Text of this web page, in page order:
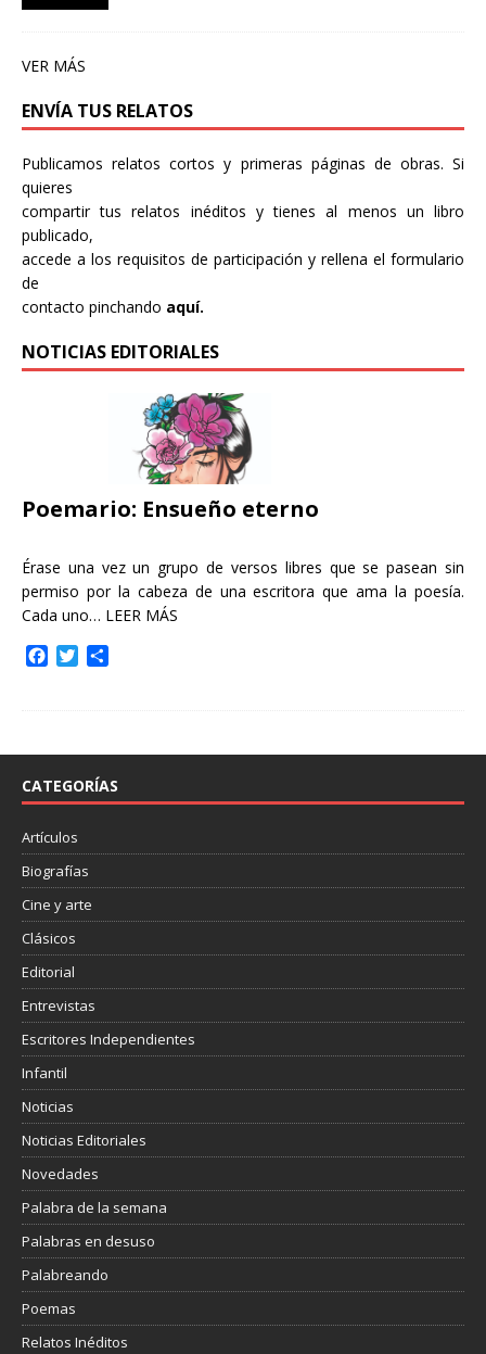
VER MÁS
ENVÍA TUS RELATOS
Publicamos relatos cortos y primeras páginas de obras. Si
quieres
compartir tus relatos inéditos y tienes al menos un libro
publicado,
accede a los requisitos de participación y rellena el formulario
de
contacto pinchando aquí.
NOTICIAS EDITORIALES
Poemario: Ensueño eterno
Érase una vez un grupo de versos libres que se pasean sin
permiso por la cabeza de una escritora que ama la poesía.
Cada uno… LEER MÁS
o
k
r
t
i
CATEGORÍAS
Artículos
Biografías
Cine y arte
Clásicos
Editorial
Entrevistas
Escritores Independientes
Infantil
Noticias
Noticias Editoriales
Novedades
Palabra de la semana
Palabras en desuso
Palabreando
Poemas
Relatos Inéditos